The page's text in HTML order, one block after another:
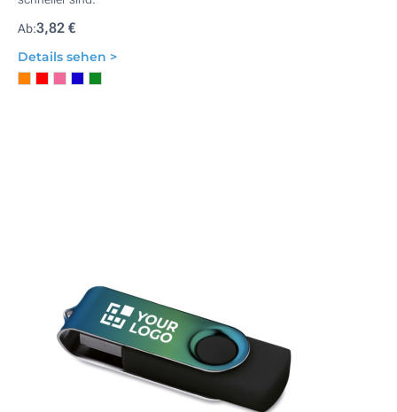
Ab:3,82 €
Details sehen >